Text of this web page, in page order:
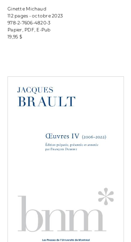
Ginette Michaud
112 pages • octobre 2023
978-2-7606-4820-3
Papier, PDF, E-Pub
19,95 $